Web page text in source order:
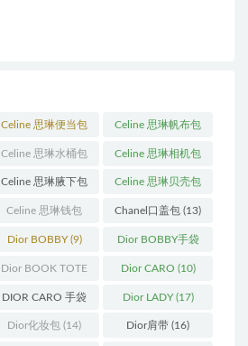
Celine 思琳便当包
(14)
Celine 思琳帆布包
(18)
Celine 思琳水桶包
(55)
Celine 思琳相机包
(11)
Celine 思琳腋下包
(10)
Celine 思琳贝壳包
(12)
Celine 思琳钱包
(10)
Chanel口盖包 (13)
Dior BOBBY(9) Dior BOBBY手袋
(26)
Dior BOOK TOTE
手袋(163)
Dior CARO (10)
DIOR CARO 手袋
(31)
Dior LADY(17)
Dior化妆包 (14) Dior肩带 (16)